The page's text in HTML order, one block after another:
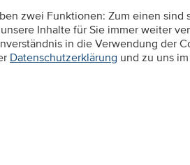
Seit August 2018 in Planung
zwei Funktionen: Zum einen
Inhalte für Sie immer weiter
in die Verwendung der
Datenschutzerklärung und zu uns im